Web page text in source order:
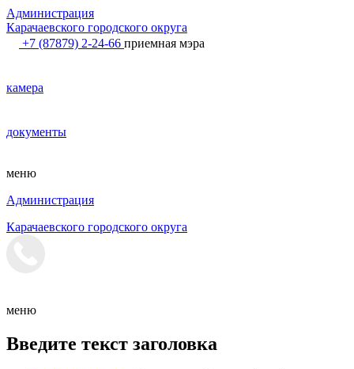
Администрация
Карачаевского городского округа
+7 (87879) 2-24-66 приемная мэра
камера
документы
меню
Администрация
Карачаевского городского округа
меню
Введите текст заголовка